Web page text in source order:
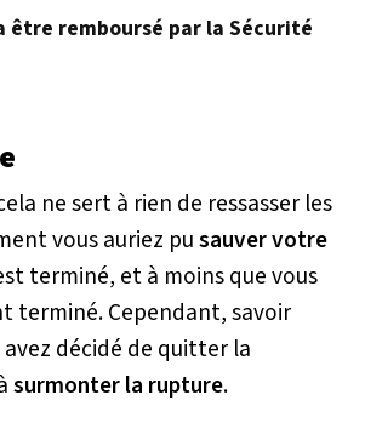
être remboursé par la Sécurité
ne sert à rien de ressasser les
vous auriez pusauver votre
terminé, et à moins que vous
terminé. Cependant, savoir
décidé de quitter la
surmonter la rupture.